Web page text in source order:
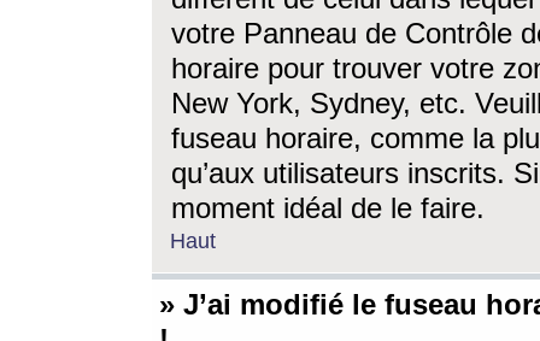
votre Panneau de Contrôle
horaire pour trouver votre
New York, Sydney, etc.
fuseau horaire, comme la
qu’aux utilisateurs inscrits.
moment idéal de le faire.
Haut
» J’ai modifié le fuseau